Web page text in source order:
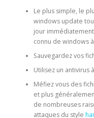
Le plus simple, le
windows update
jour
connu de windows
Sauvegardez vos
Utilisez un antivirus
Méfiez vous des
et plus
de nombreuses
attaques du style